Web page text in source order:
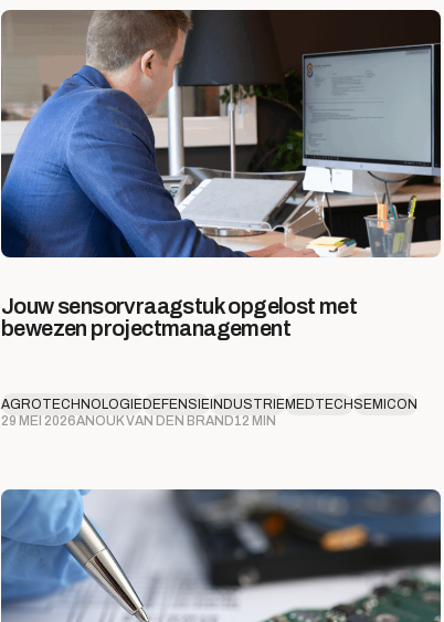
Jouw sensorvraagstuk opgelost met
bewezen projectmanagement
AGROTECHNOLOGIEDEFENSIE INDUSTRIEMEDTECHSEMICON
29 MEI 2026ANOUK VAN DEN BRAND12 MIN